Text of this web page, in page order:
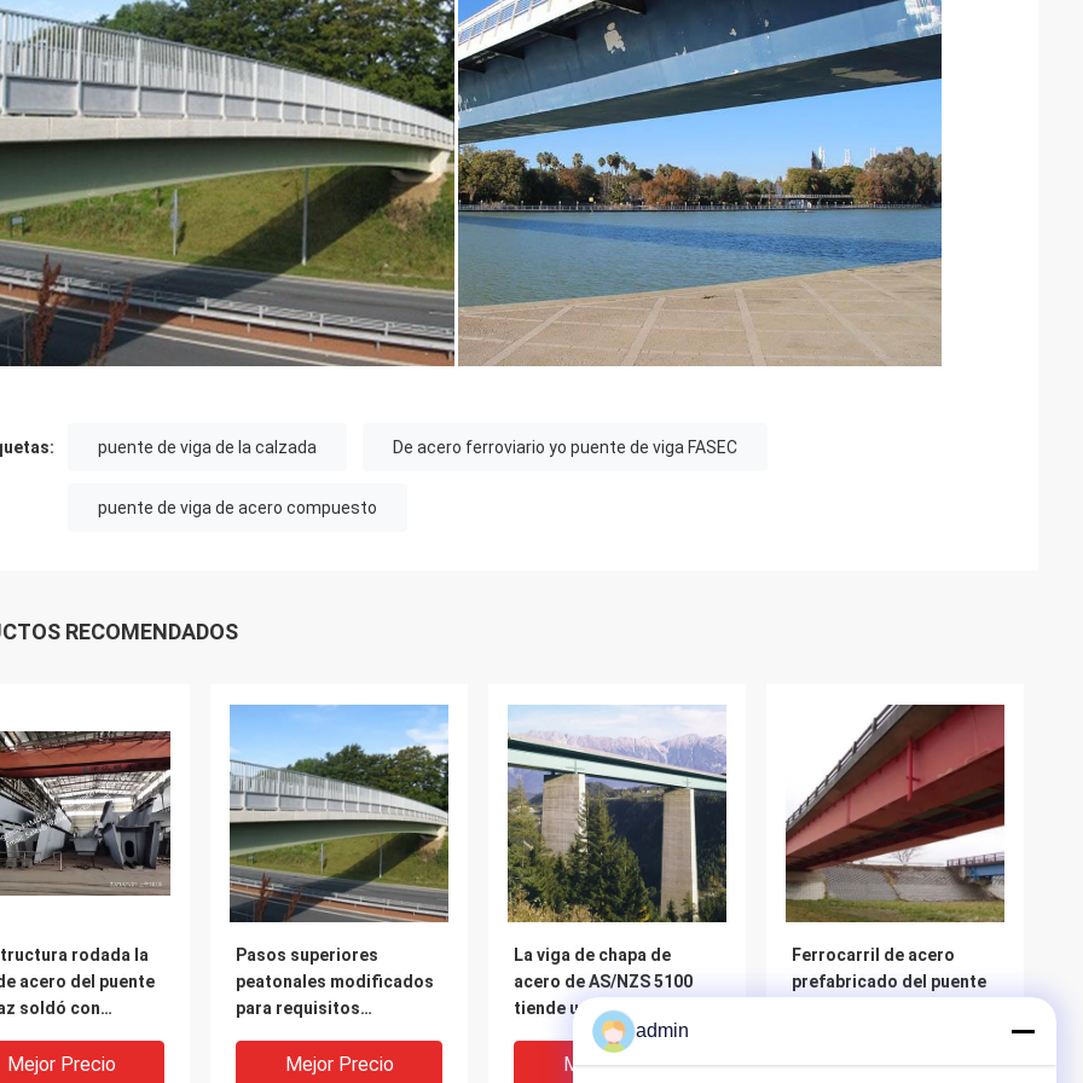
puente de viga de la calzada De acero ferroviario yo puente de viga FASEC
puente de viga de acero compuesto
RECOMENDADOS
rodada la
acero del puente
soldó con
galvanizado
Mejor Precio
Pasos superiores
peatonales modificados
para requisitos
pasarela unicelular de la
Mejor Precio
La viga de chapa de
acero de AS/NZS 5100
tiende un puente sobre la
carretera prefabricada
de Multicell del palmo
Mejor Precio
Ferrocarril de acero
prefabricado del puente
Mejor Precio
admin